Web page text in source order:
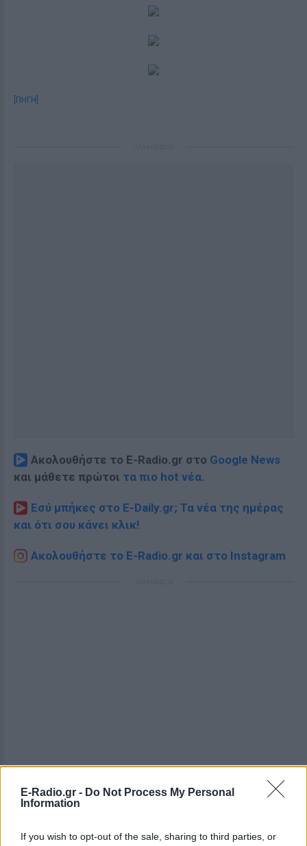
E-Radio.gr - Do Not Process My Personal
Information
If you wish to opt-out of the sale, sharing to third parties, or
[ΠΗΓΗ]
Ακολουθήστε το E-Radio.gr στο Google News
και μάθετε πρώτοι τα πιο hot νέα.
Εσύ μπήκες στο E-Daily.gr; Τα νέα της ημέρας
και ότι σου κάνει κλικ!
Ακολουθήστε το E-Radio.gr και στο Instagram